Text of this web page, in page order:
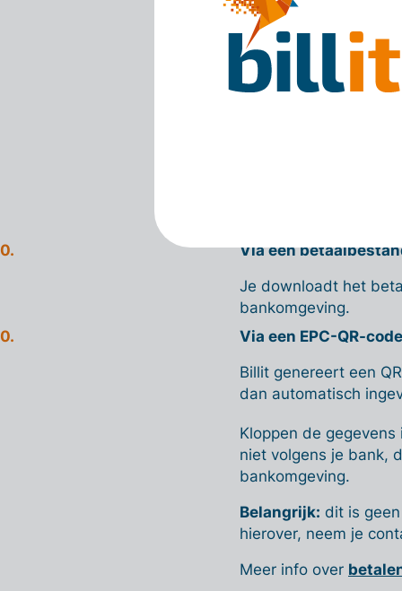
uitschakelen.
Je kan de betaling –
houdt altijd een
blijft volledig
En hoe
In Billit kan je op
Via een
Je downloadt het
bankomgeving.
Via een EPC-QR-code
Billit genereert een
dan automatisch
Kloppen de
niet volgens je bank,
bankomgeving.
Belangrijk: dit is
hierover, neem je
Meer info over